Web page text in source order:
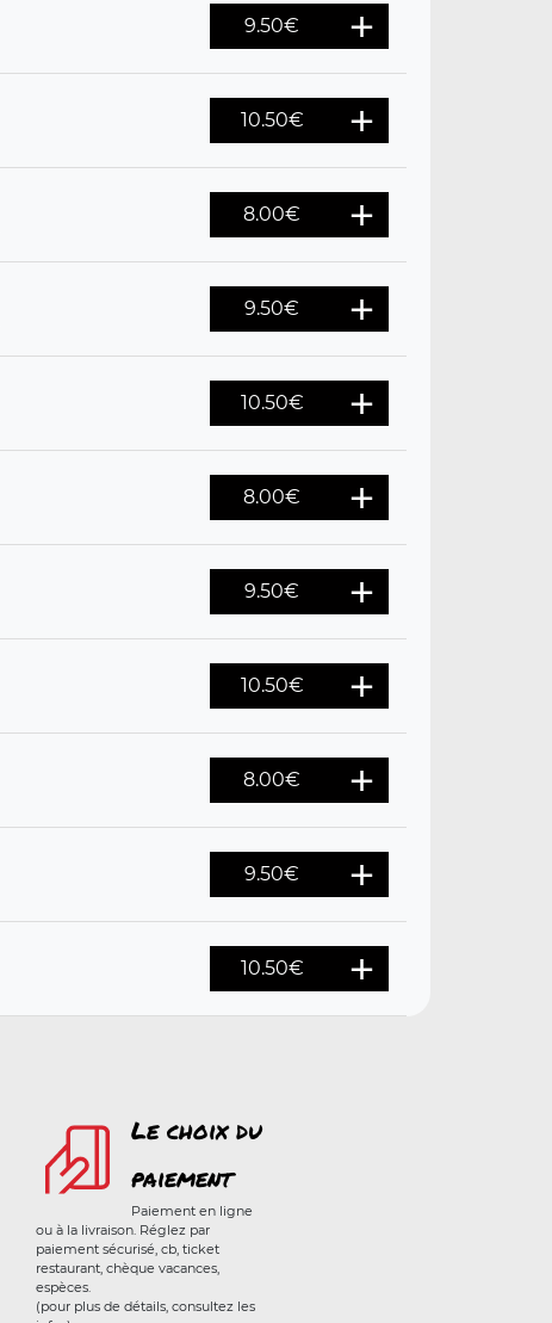
9.50€
10.50€
8.00€
9.50€
10.50€
8.00€
9.50€
10.50€
8.00€
9.50€
10.50€
Le choix du
paiement
Paiement en ligne
ou à la livraison. Réglez par
paiement sécurisé, cb, ticket
restaurant, chèque vacances,
espèces.
(pour plus de détails, consultez les